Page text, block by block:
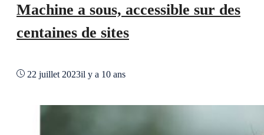
Machine a sous, accessible sur des
centaines de sites
22 juillet 2023il y a 10 ans